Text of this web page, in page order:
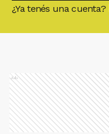
¿Ya tenés una cuenta?
Ads